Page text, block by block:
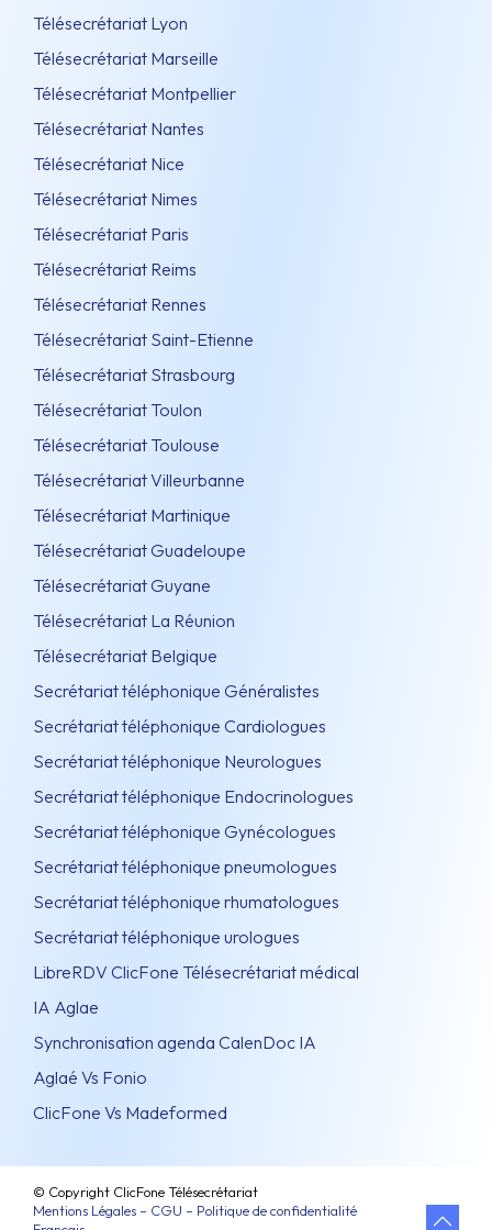
Télésecrétariat Lyon
Télésecrétariat Marseille
Télésecrétariat Montpellier
Télésecrétariat Nantes
Télésecrétariat Nice
Télésecrétariat Nimes
Télésecrétariat Paris
Télésecrétariat Reims
Télésecrétariat Rennes
Télésecrétariat Saint-Etienne
Télésecrétariat Strasbourg
Télésecrétariat Toulon
Télésecrétariat Toulouse
Télésecrétariat Villeurbanne
Télésecrétariat Martinique
Télésecrétariat Guadeloupe
Télésecrétariat Guyane
Télésecrétariat La Réunion
Télésecrétariat Belgique
Secrétariat téléphonique Généralistes
Secrétariat téléphonique Cardiologues
Secrétariat téléphonique Neurologues
Secrétariat téléphonique Endocrinologues
Secrétariat téléphonique Gynécologues
Secrétariat téléphonique pneumologues
Secrétariat téléphonique rhumatologues
Secrétariat téléphonique urologues
LibreRDV ClicFone Télésecrétariat médical
IA Aglae
Synchronisation agenda CalenDoc IA
Aglaé Vs Fonio
ClicFone Vs Madeformed
© Copyright ClicFone Télésecrétariat
Mentions Légales – CGU – Politique de confidentialité